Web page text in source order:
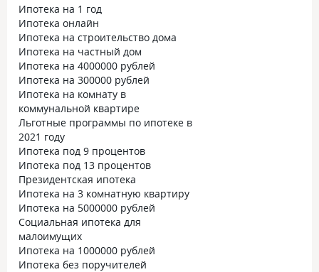
Ипотека на 1 год
Ипотека онлайн
Ипотека на строительство дома
Ипотека на частный дом
Ипотека на 4000000 рублей
Ипотека на 300000 рублей
Ипотека на комнату в
коммунальной квартире
Льготные программы по ипотеке в
2021 году
Ипотека под 9 процентов
Ипотека под 13 процентов
Президентская ипотека
Ипотека на 3 комнатную квартиру
Ипотека на 5000000 рублей
Социальная ипотека для
малоимущих
Ипотека на 1000000 рублей
Ипотека без поручителей